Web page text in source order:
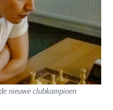
nieuwe clubkampioen